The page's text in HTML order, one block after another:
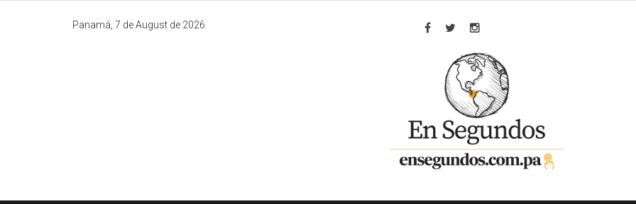
Panamá, 7 de August de 2026.
Facebook
TwitterInstagram